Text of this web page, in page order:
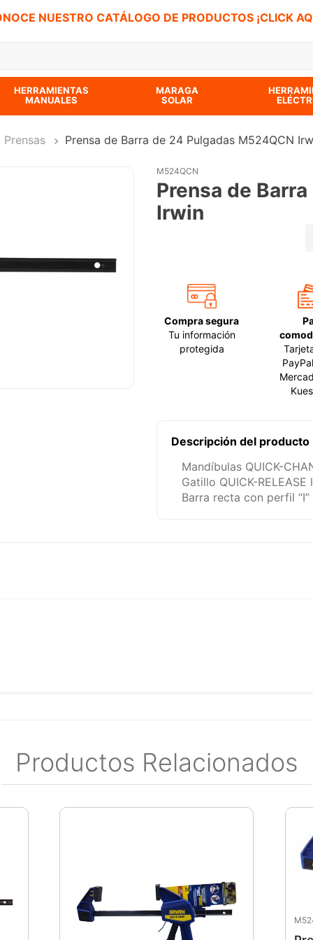
NUESTRO CATÁLOGO DE PRODUCTOS ¡CLICK
HERRAMIENTAS
MANUALES
MARAGA
SOLAR
Prensas Prensa de Barra de 24 Pulgadas M524QCN
M524QCN
Prensa de
Irwin
Compra segura
Tu información
protegida
Descripción del producto
Mandíbulas QUICK-
Gatillo QUICK-
Barra recta con perfil
Productos Relacionados